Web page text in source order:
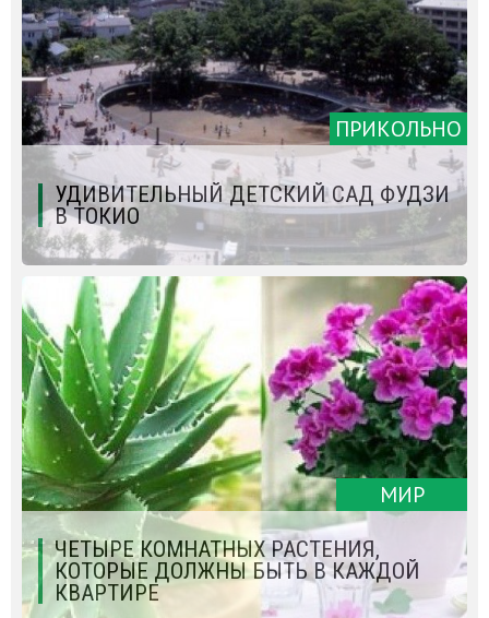
ПРИКОЛЬНО
УДИВИТЕЛЬНЫЙ ДЕТСКИЙ САД ФУДЗИ
В ТОКИО
МИР
ЧЕТЫРЕ КОМНАТНЫХ РАСТЕНИЯ,
КОТОРЫЕ ДОЛЖНЫ БЫТЬ В КАЖДОЙ
КВАРТИРЕ